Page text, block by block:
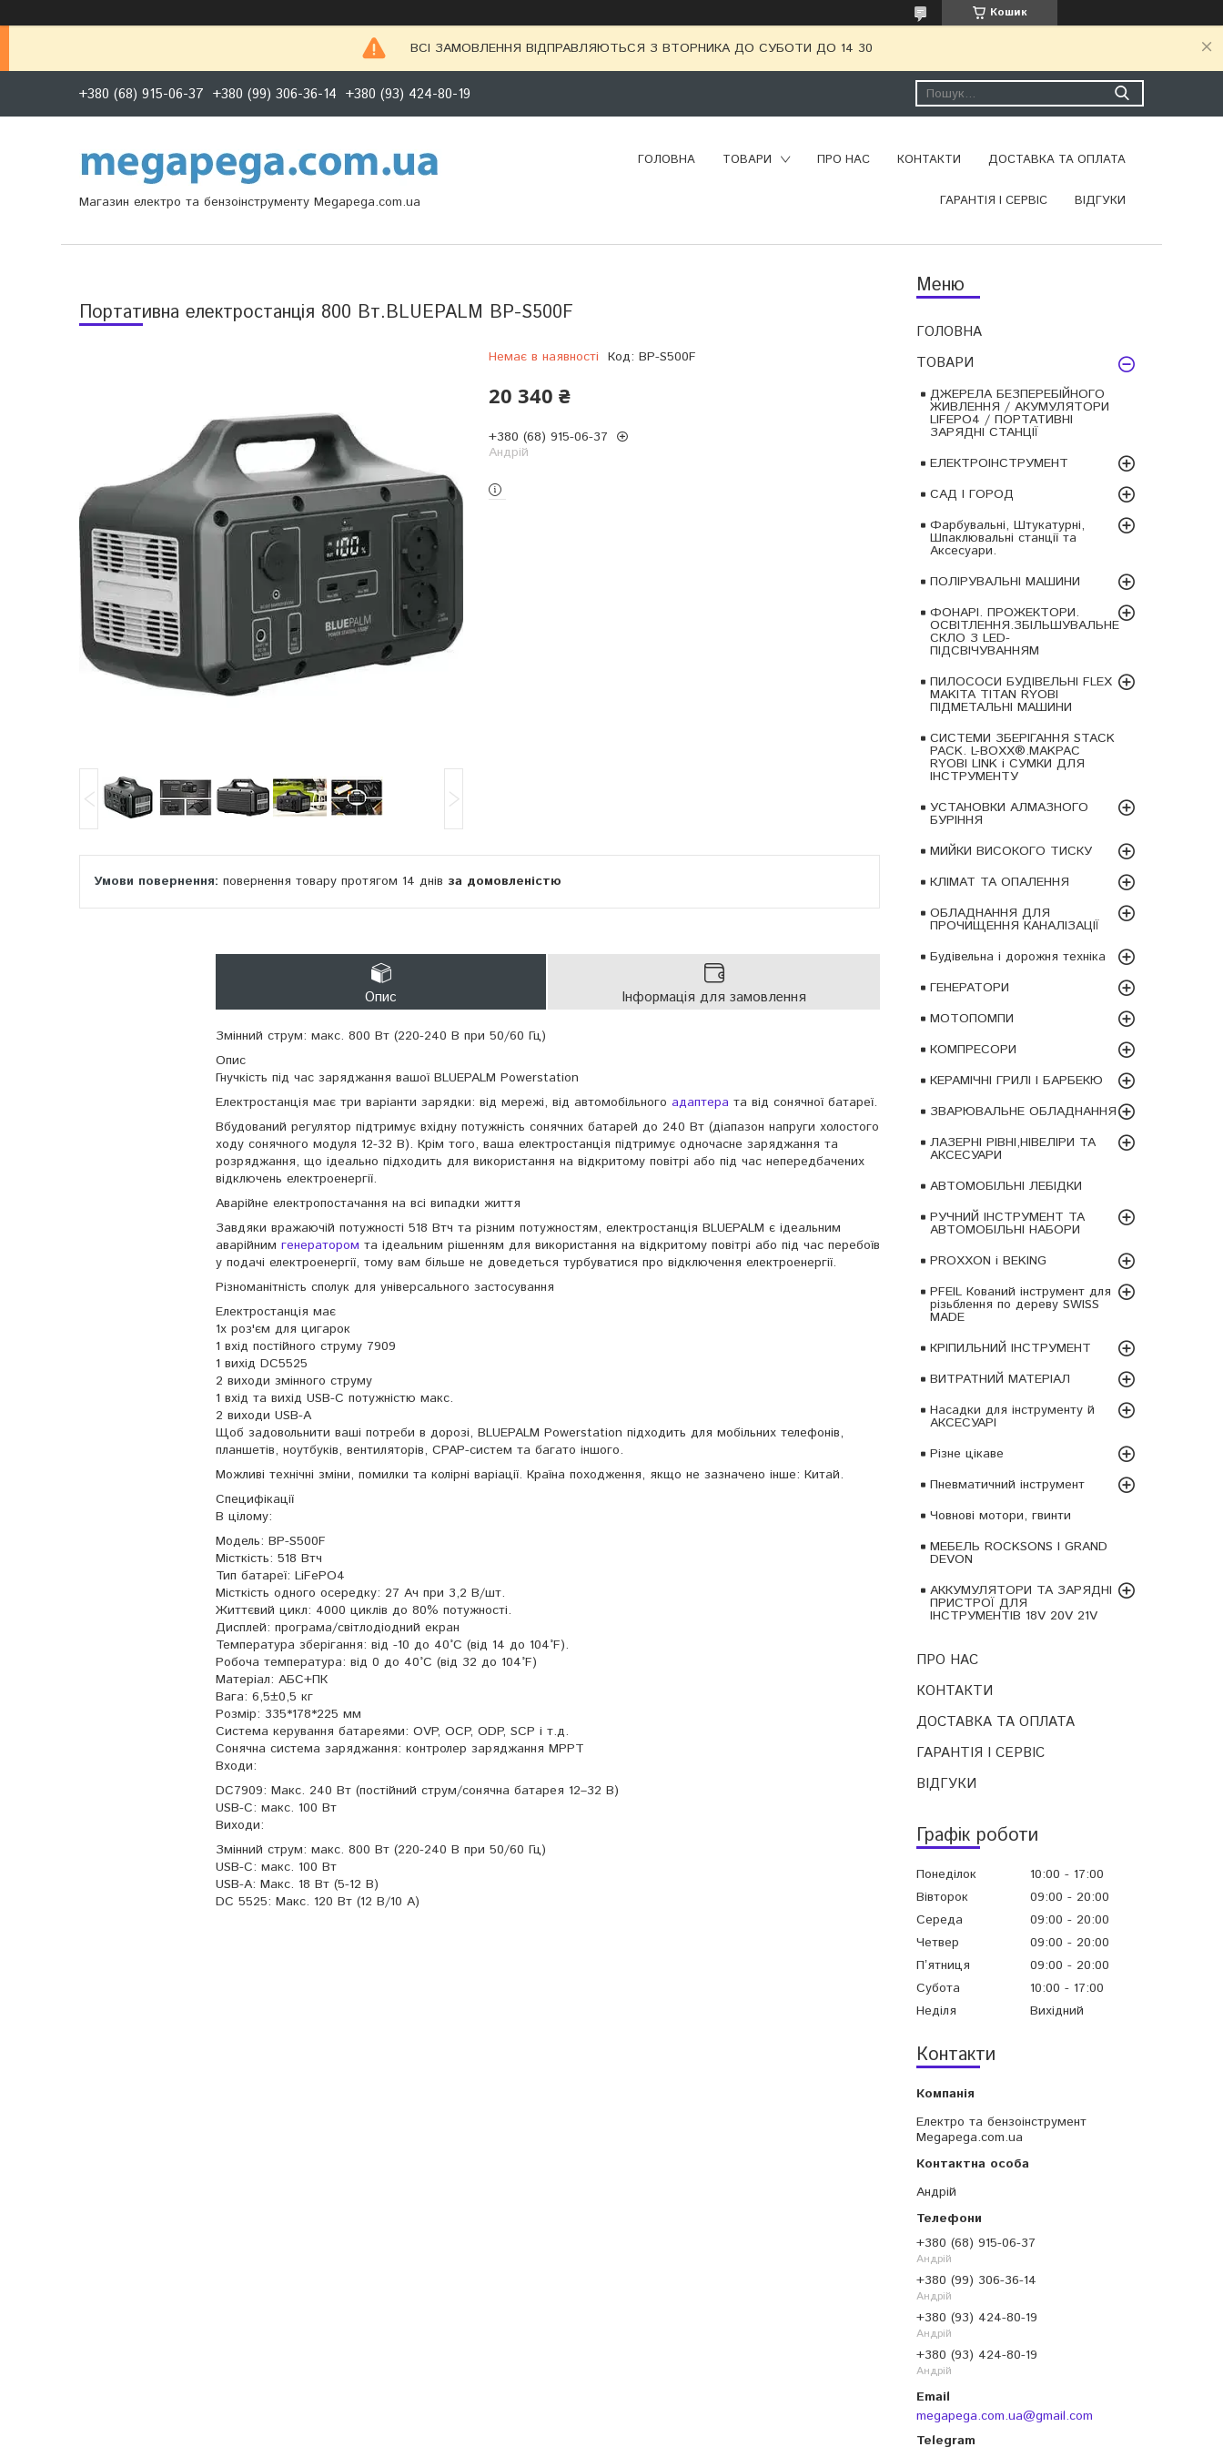
Кошик
ВСІ ЗАМОВЛЕННЯ ВІДПРАВЛЯЮТЬСЯ З ВТОРНИКА ДО СУБОТИ ДО 14 30
+380 (68) 915-06-37 +380 (99) 306-36-14 +380 (93) 424-80-19
Магазин електро та бензоінструменту Megapega.com.ua
ГОЛОВНА ТОВАРИ ПРО НАС КОНТАКТИ ДОСТАВКА ТА ОПЛАТА
ГАРАНТІЯ І СЕРВІС ВІДГУКИ
ГОЛОВНА
ТОВАРИ
ДЖЕРЕЛА БЕЗПЕРЕБІЙНОГО
ЖИВЛЕННЯ / АКУМУЛЯТОРИ
LIFEPO4 / ПОРТАТИВНІ
ЗАРЯДНІ СТАНЦІЇ
ЕЛЕКТРОІНСТРУМЕНТ
САД І ГОРОД
Фарбувальні, Штукатурні,
Шпаклювальні станції та
Аксесуари.
ПОЛІРУВАЛЬНІ МАШИНИ
ФОНАРІ. ПРОЖЕКТОРИ.
ОСВІТЛЕННЯ.ЗБІЛЬШУВАЛЬНЕ
СКЛО З LED-
ПІДСВІЧУВАННЯМ
ПИЛОСОСИ БУДІВЕЛЬНІ FLEX
MAKITA TITAN RYOBI
ПІДМЕТАЛЬНІ МАШИНИ
СИСТЕМИ ЗБЕРІГАННЯ STACK
PACK. L-BOXX®.MAKPAC
RYOBI LINK і СУМКИ ДЛЯ
ІНСТРУМЕНТУ
УСТАНОВКИ АЛМАЗНОГО
БУРІННЯ
МИЙКИ ВИСОКОГО ТИСКУ
КЛІМАТ ТА ОПАЛЕННЯ
ОБЛАДНАННЯ ДЛЯ
ПРОЧИЩЕННЯ КАНАЛІЗАЦІЇ
Будівельна і дорожня техніка
ГЕНЕРАТОРИ
МОТОПОМПИ
КОМПРЕСОРИ
КЕРАМІЧНІ ГРИЛІ І БАРБЕКЮ
ЗВАРЮВАЛЬНЕ ОБЛАДНАННЯ
ЛАЗЕРНІ РІВНІ,НІВЕЛІРИ ТА
АКСЕСУАРИ
АВТОМОБІЛЬНІ ЛЕБІДКИ
РУЧНИЙ ІНСТРУМЕНТ ТА
АВТОМОБІЛЬНІ НАБОРИ
PROXXON і BEKING
PFEIL Кований інструмент для
різьблення по дереву SWISS
MADE
КРІПИЛЬНИЙ ІНСТРУМЕНТ
ВИТРАТНИЙ МАТЕРІАЛ
Насадки для інструменту й
АКСЕСУАРІ
Різне цікаве
Пневматичний інструмент
Човнові мотори, гвинти
МЕБЕЛЬ ROCKSONS І GRAND
DEVON
АККУМУЛЯТОРИ ТА ЗАРЯДНІ
ПРИСТРОЇ ДЛЯ
ІНСТРУМЕНТІВ 18V 20V 21V
ПРО НАС
КОНТАКТИ
ДОСТАВКА ТА ОПЛАТА
ГАРАНТІЯ І СЕРВІС
ВІДГУКИ
Графік роботи
Понеділок 10:00
17:00
Вівторок
09:00
20:00
Середа
09:00
20:00
Четвер
09:00
20:00
Пʼятниця
09:00
20:00
Субота
10:00
17:00
Неділя
Вихідний
Контакти
Електро та бензоінструмент
Megapega.com.ua
Андрій
+380 (68) 915-06-37
Андрій
+380 (99) 306-36-14
Андрій
+380 (93) 424-80-19
Андрій
+380 (93) 424-80-19
Андрій
megapega.com.ua@gmail.com
Портативна електростанція 800 Вт.BLUEPALM BP-S500F
Немає в наявності Код: BP-S500F
20 340 ₴
+380 (68) 915-06-37
Андрій
повернення товару протягом 14 днів за домовленістю
Опис Інформація для замовлення
Змінний струм: макс. 800 Вт (220-240 В при 50/60 Гц)
Опис
Гнучкість під час заряджання вашої BLUEPALM Powerstation
Електростанція має три варіанти зарядки: від мережі, від автомобільного адаптера та від сонячної батареї.
Вбудований регулятор підтримує вхідну потужність сонячних батарей до 240 Вт (діапазон напруги холостого
ходу сонячного модуля 12-32 В). Крім того, ваша електростанція підтримує одночасне заряджання та
розряджання, що ідеально підходить для використання на відкритому повітрі або під час непередбачених
відключень електроенергії.
Аварійне електропостачання на всі випадки життя
Завдяки вражаючій потужності 518 Втч та різним потужностям, електростанція BLUEPALM є ідеальним
аварійним генератором та ідеальним рішенням для використання на відкритому повітрі або під час перебоїв
у подачі електроенергії, тому вам більше не доведеться турбуватися про відключення електроенергії.
Різноманітність сполук для універсального застосування
Електростанція має
1x роз'єм для цигарок
1 вхід постійного струму 7909
1 вихід DC5525
2 виходи змінного струму
1 вхід та вихід USB-C потужністю макс.
2 виходи USB-A
Щоб задовольнити ваші потреби в дорозі, BLUEPALM Powerstation підходить для мобільних телефонів,
планшетів, ноутбуків, вентиляторів, CPAP-систем та багато іншого.
Можливі технічні зміни, помилки та колірні варіації. Країна походження, якщо не зазначено інше: Китай.
Специфікації
В цілому:
Модель: BP-S500F
Місткість: 518 Втч
Тип батареї: LiFePO4
Місткість одного осередку: 27 Ач при 3,2 В/шт.
Життєвий цикл: 4000 циклів до 80% потужності.
Дисплей: програма/світлодіодний екран
Температура зберігання: від -10 до 40°C (від 14 до 104°F).
Робоча температура: від 0 до 40°C (від 32 до 104°F)
Матеріал: АБС+ПК
Вага: 6,5±0,5 кг
Розмір: 335*178*225 мм
Система керування батареями: OVP, OCP, ODP, SCP і т.д.
Сонячна система заряджання: контролер заряджання MPPT
Входи:
DC7909: Макс. 240 Вт (постійний струм/сонячна батарея 12–32 В)
USB-C: макс. 100 Вт
Виходи:
Змінний струм: макс. 800 Вт (220-240 В при 50/60 Гц)
USB-C: макс. 100 Вт
USB-A: Макс. 18 Вт (5-12 В)
DC 5525: Макс. 120 Вт (12 В/10 А)